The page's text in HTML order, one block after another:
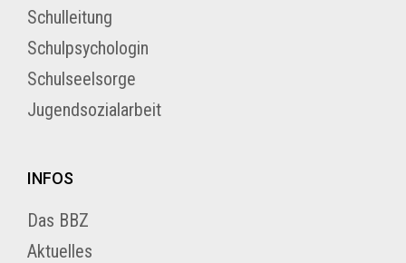
Schulleitung
Schulpsychologin
Schulseelsorge
Jugendsozialarbeit
INFOS
Das BBZ
Aktuelles